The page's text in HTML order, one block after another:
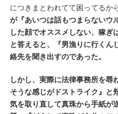
につきまとわれてて困ってるか
が『あいつは話もつまらないウ
した顔でオススメしない、稼ぎ
と答えると、『男漁りに行くん
絡先を聞き出すのであった。
しかし、実際に法律事務所を尋
そうな感じがドストライク』と
気を取り直して真珠から手紙が